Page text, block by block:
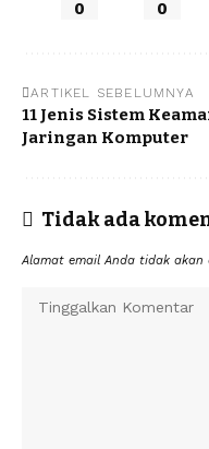
0 0
ARTIKEL SEBELUMNYA
11 Jenis Sistem
Jaringan Komputer
Tidak ada
Alamat email Anda tidak akan